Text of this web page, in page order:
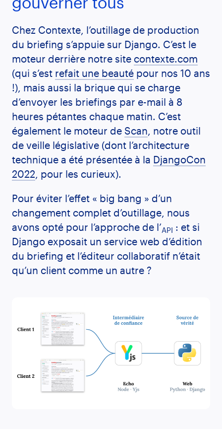
Chez Contexte, l’outillage de production
du briefing s’appuie sur Django. C’est le
moteur derrière notre site contexte.com
(qui s’est refait une beauté pour nos 10 ans
!), mais aussi la brique qui se charge
d’envoyer les briefings par e-mail à 8
heures pétantes chaque matin. C’est
également le moteur de Scan, notre outil
de veille législative (dont l’architecture
technique a été présentée à la DjangoCon
2022, pour les curieux).
Pour éviter l’effet « big bang » d’un
changement complet d’outillage, nous
avons opté pour l’approche de l’API : et si
Django exposait un service web d’édition
du briefing et l’éditeur collaboratif n’était
qu’un client comme un autre ?